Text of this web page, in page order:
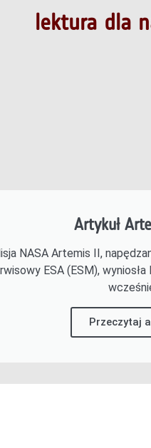
lektura dla
Artykuł
NASA Artemis II,
ESA (ESM),
Przeczytaj